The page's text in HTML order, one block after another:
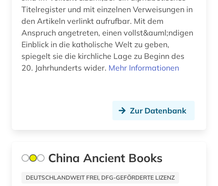
türkei (1)
umweltpolitik (1)
umweltschutz (1)
usa (1)
website (1)
Titelregister und mit einzelnen Verweisungen in
den Artikeln verlinkt aufrufbar. Mit dem
Anspruch angetreten, einen vollst&auml;ndigen
Einblick in die katholische Welt zu geben,
spiegelt sie die kirchliche Lage zu Beginn des
20. Jahrhunderts wider. Mehr Informationen
Zur Datenbank
China Ancient Books
DEUTSCHLANDWEIT FREI, DFG-GEFÖRDERTE LIZENZ